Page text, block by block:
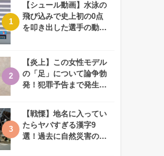
【シュール動画】水泳の
飛び込みで史上初の0点
を叩き出した選手の動画
【炎上】この女性モデル
の「足」について論争勃
発！犯罪予告まで発生す
【戦慄】地名に入ってい
たらヤバすぎる漢字9
選！過去に自然災害の歴